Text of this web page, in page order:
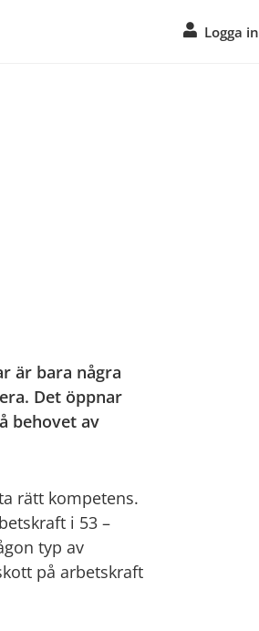
Logga in
är bara några
Det öppnar
behovet av
rätt kompetens.
i 53 –
typ av
på arbetskraft